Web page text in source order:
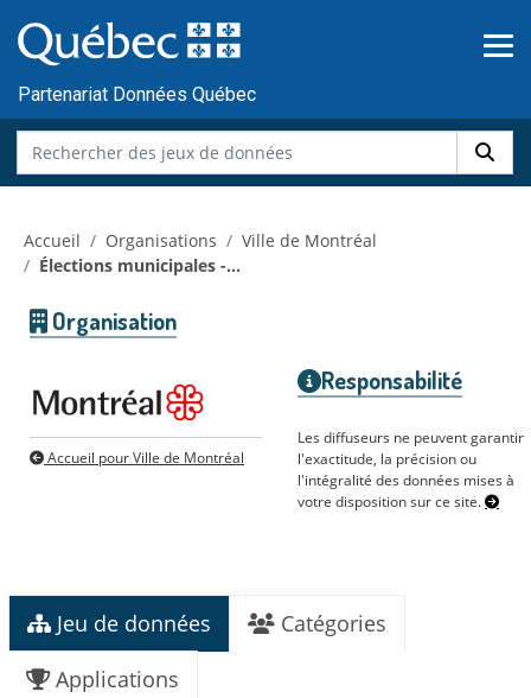
au
contenu
Partenariat Données Québec
Accueil Organisations
Ville de Montréal
Élections municipales -...
Organisation
Accueil pour Ville de Montréal
Responsabilité
Les diffuseurs ne peuvent garantir
l'exactitude, la précision ou
l'intégralité des données mises à
votre disposition sur ce site.
Jeu de données
Catégories
Applications